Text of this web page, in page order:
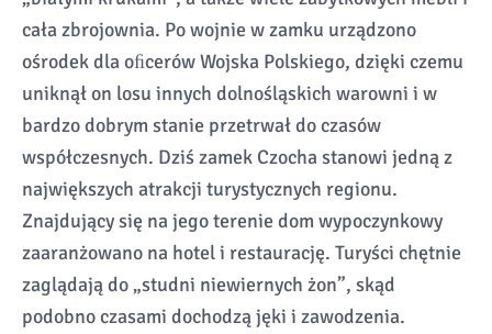
cała zbrojownia. Po wojnie w zamku urządzono
ośrodek dla oﬁcerów Wojska Polskiego, dzięki czemu
uniknął on losu innych dolnośląskich warowni i w
bardzo dobrym stanie przetrwał do czasów
współczesnych. Dziś zamek Czocha stanowi jedną z
największych atrakcji turystycznych regionu.
Znajdujący się na jego terenie dom wypoczynkowy
zaaranżowano na hotel i restaurację. Turyści chętnie
zaglądają do „studni niewiernych żon”, skąd
podobno czasami dochodzą jęki i zawodzenia.